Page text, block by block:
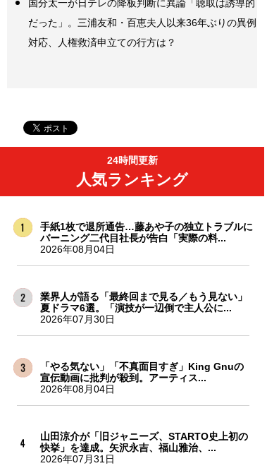
国分太一が日テレの降板判断に異論「聴取は誘導的
だった」。三浦友和・百恵夫人以来36年ぶりの異例
対応、人権救済申立ての行方は？
24時間更新
人気ランキング
手紙1枚で退所通告…藤あや子の独立トラブルに
バーニング二代目社長が告白「実際の料...
2026年08月04日
業界人が語る「最終回まで見る／もう見ない」
夏ドラマ6選。「演技が一辺倒で主人公に...
2026年07月30日
「やる気ない」「不真面目すぎ」King Gnuの
宣伝動画に批判が殺到。アーティス...
2026年08月04日
山田涼介が「旧ジャニーズ、STARTO史上初の
快挙」を達成。矢沢永吉、福山雅治、...
2026年07月31日